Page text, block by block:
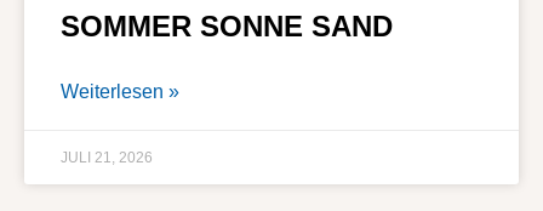
SOMMER SONNE SAND
Weiterlesen »
JULI 21, 2026